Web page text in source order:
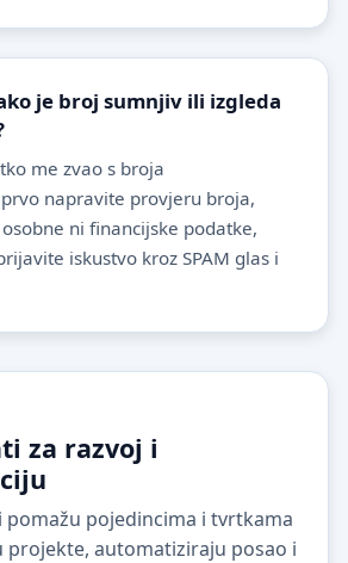
je broj sumnjiv ili izgleda
me zvao s broja
napravite provjeru broja,
ni financijske podatke,
iskustvo kroz SPAM glas i
za razvoj i
pomažu pojedincima i tvrtkama
projekte, automatiziraju posao i